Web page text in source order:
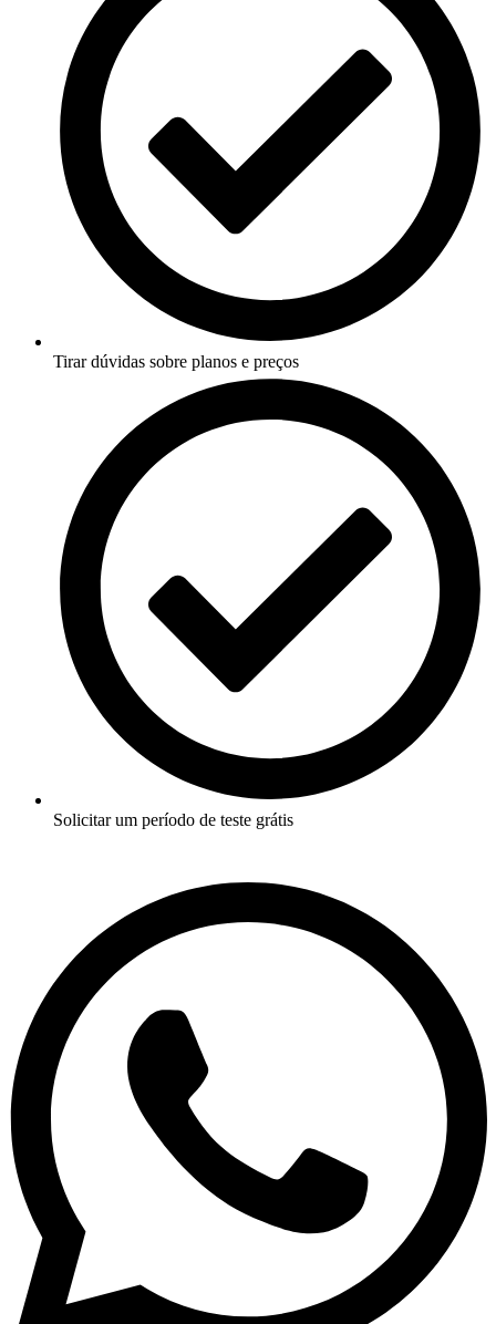
Tirar dúvidas sobre planos e preços
Solicitar um período de teste grátis